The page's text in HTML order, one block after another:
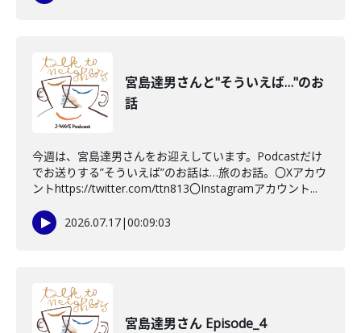
宮島達男さんと"そういえば…"のお
話
今週は、宮島達男さんをお迎えしています。Podcastだけ
でお送りする”そういえば”のお話は…旅のお話。〇Xアカウ
ントhttps://twitter.com/ttn813〇Instagramアカウント...
2026.07.17|00:09:03
宮島達男さん Episode_4